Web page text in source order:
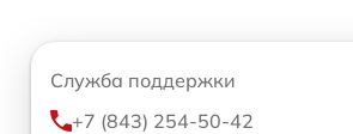
Служба поддержки
+7 (843) 254-50-42